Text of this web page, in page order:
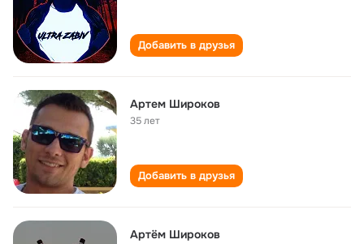
Добавить в друзья
Артем Широков
35 лет
Добавить в друзья
Артём Широков